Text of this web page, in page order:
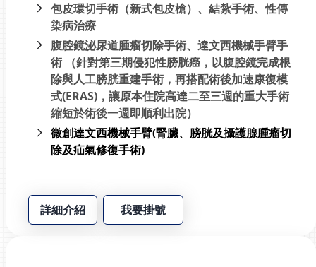
包皮環切手術（新式包皮槍）、結紮手術、性傳
染病治療
腹腔鏡泌尿道腫瘤切除手術、達文西機械手臂手
術 （針對第三期侵犯性膀胱癌，以腹腔鏡完成根
除與人工膀胱重建手術，再搭配術後加速康復模
式(ERAS)，讓原本住院高達二至三週的重大手術
縮短於術後一週即順利出院）
微創達文西機械手臂(腎臟、膀胱及攝護腺腫瘤切
除及疝氣修復手術)
詳細介紹 我要掛號